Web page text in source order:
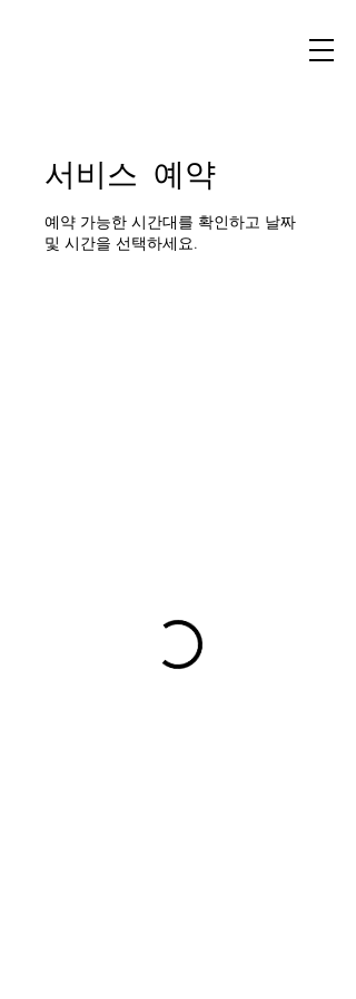
서비스 예약
예약 가능한 시간대를 확인하고 날짜
및 시간을 선택하세요.